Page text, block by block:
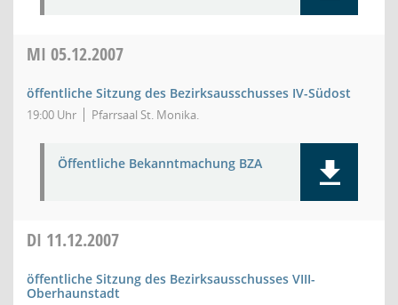
MI 05.12.2007
öffentliche Sitzung des Bezirksausschusses IV-Südost
19:00 Uhr Pfarrsaal St. Monika.
Öffentliche Bekanntmachung BZA
DI 11.12.2007
öffentliche Sitzung des Bezirksausschusses VIII-
Oberhaunstadt